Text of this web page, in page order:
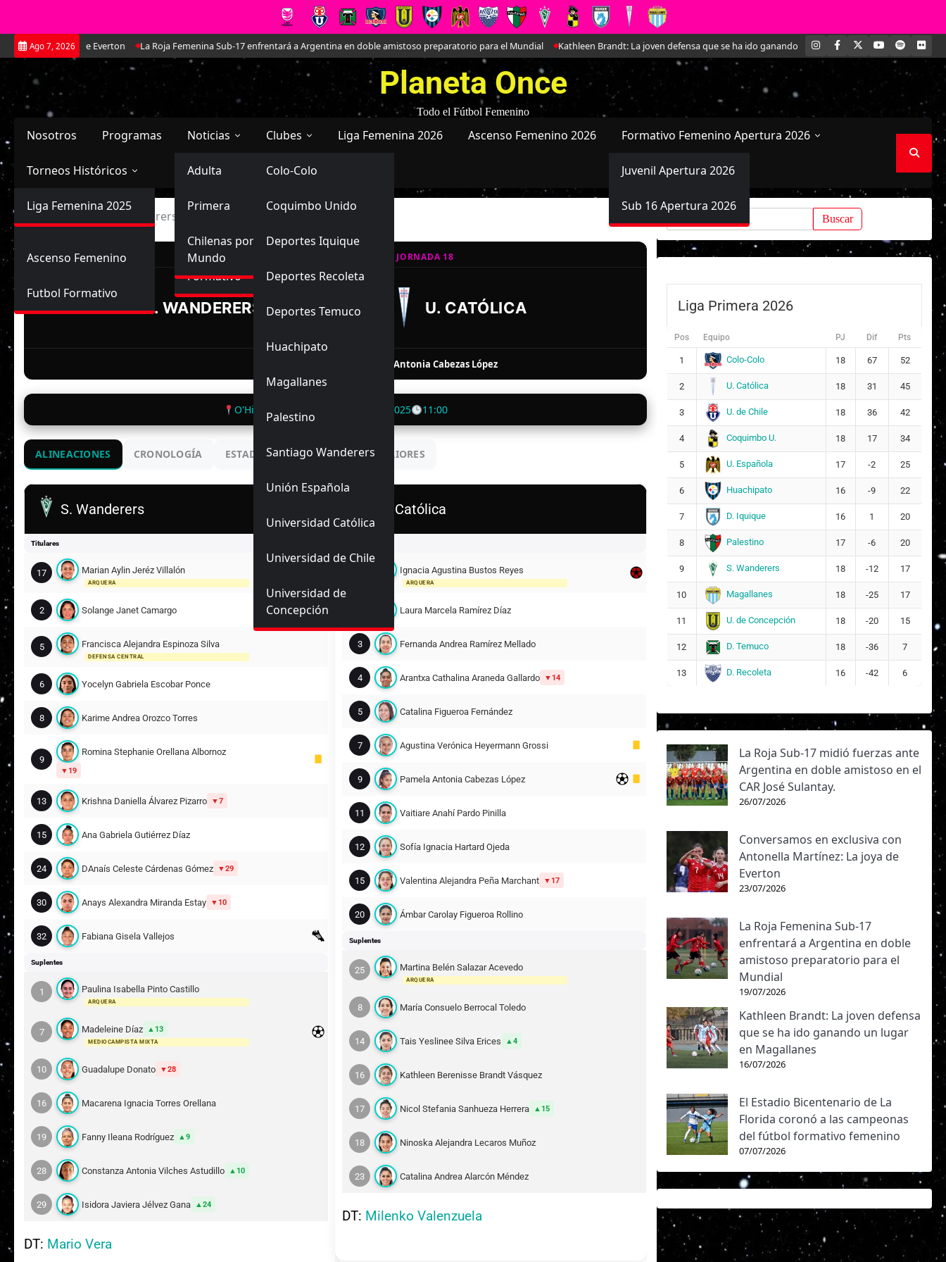
Saltar
al
contenido
Ago 7, 2026
La joya de Everton La Roja Femenina Sub-17 enfrentará a Argentina en doble amistoso preparatorio para el Mundial Kathleen Brandt: La joven defensa que se ha ido ganando un lugar en Magallanes El Estadio
INSTAGRAM
FACEBOOK YOUTUBE
SPOTIFY
Planeta Once
Todo el Fútbol Femenino
Nosotros Programas Noticias
Selección Chilena
Adulta
Sub-20
Sub-17
Futbol Nacional
Primera
Ascenso
Formativo
Futbol Internacional
Chilenas por el
Mundo
Clubes
Primera
Colo-Colo
Coquimbo Unido
Deportes Iquique
Deportes Recoleta
Deportes Temuco
Huachipato
Magallanes
Palestino
Santiago Wanderers
Unión Española
Universidad Católica
Universidad de Chile
Universidad de
Concepción
Ascenso
Liga Femenina 2026 Ascenso Femenino 2026 Formativo Femenino Apertura 2026
Juvenil Apertura 2026
Sub 16 Apertura 2026
Torneos Históricos
Primera División
Femenina
Liga Femenina 2025
Ascenso Femenino
Futbol Formativo
Inicio Santiago Wanderers vs Universidad Católica
LIGA FEMENINA, FASE REGULAR 2025, JORNADA 18
S. WANDERERS 1 U. CATÓLICA
Pamela Antonia Cabezas López
O'Higgins de Valparaíso 22/06/2025 11:00
ALINEACIONES CRONOLOGÍA ESTADIO ENCUENTROS ANTERIORES
S. Wanderers
Titulares
17 Marian Aylin Jeréz Villalón
ARQUERA
2 Solange Janet Camargo
5 Francisca Alejandra Espinoza Silva
DEFENSA CENTRAL
6 Yocelyn Gabriela Escobar Ponce
8 Karime Andrea Orozco Torres
9
Romina Stephanie Orellana Albornoz
19
13 Krishna Daniella Álvarez Pizarro 7
15 Ana Gabriela Gutiérrez Díaz
24 DAnaís Celeste Cárdenas Gómez 29
30 Anays Alexandra Miranda Estay 10
32 Fabiana Gisela Vallejos
Suplentes
1 Paulina Isabella Pinto Castillo
ARQUERA
7 Madeleine Díaz 13
MEDIOCAMPISTA MIXTA
10 Guadalupe Donato 28
16 Macarena Ignacia Torres Orellana
19 Fanny Ileana Rodríguez 9
28 Constanza Antonia Vilches Astudillo 10
29 Isidora Javiera Jélvez Gana 24
DT: Mario Vera
U. Católica
Ignacia Agustina Bustos Reyes
ARQUERA
Laura Marcela Ramírez Díaz
3 Fernanda Andrea Ramírez Mellado
4 Arantxa Cathalina Araneda Gallardo 14
5 Catalina Figueroa Fernández
7 Agustina Verónica Heyermann Grossi
9 Pamela Antonia Cabezas López
11 Vaitiare Anahí Pardo Pinilla
12 Sofía Ignacia Hartard Ojeda
15 Valentina Alejandra Peña Marchant 17
20 Ámbar Carolay Figueroa Rollino
Suplentes
25 Martina Belén Salazar Acevedo
ARQUERA
8 María Consuelo Berrocal Toledo
14 Tais Yeslinee Silva Erices 4
16 Kathleen Berenisse Brandt Vásquez
17 Nicol Stefania Sanhueza Herrera 15
18 Ninoska Alejandra Lecaros Muñoz
23 Catalina Andrea Alarcón Méndez
DT: Milenko Valenzuela
Buscar:
Liga Primera 2026
Pos Equipo PJ Dif Pts
1 Colo-Colo 18 67 52
2 U. Católica 18 31 45
3 U. de Chile 18 36 42
4 Coquimbo U. 18 17 34
5 U. Española 17 -2 25
6 Huachipato 16 -9 22
7 D. Iquique 16 1 20
8 Palestino 17 -6 20
9 S. Wanderers 18 -12 17
10 Magallanes 18 -25 17
11 U. de Concepción 18 -20 15
12 D. Temuco 18 -36 7
13 D. Recoleta 16 -42 6
La Roja Sub-17 midió fuerzas ante
Argentina en doble amistoso en el
CAR José Sulantay.
26/07/2026
Conversamos en exclusiva con
Antonella Martínez: La joya de
Everton
23/07/2026
La Roja Femenina Sub-17
enfrentará a Argentina en doble
amistoso preparatorio para el
Mundial
19/07/2026
Kathleen Brandt: La joven defensa
que se ha ido ganando un lugar
en Magallanes
16/07/2026
El Estadio Bicentenario de La
Florida coronó a las campeonas
del fútbol formativo femenino
07/07/2026